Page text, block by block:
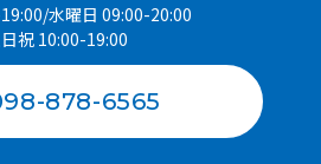
水曜日 09:00-20:00
祝 10:00-19:00
878-6565